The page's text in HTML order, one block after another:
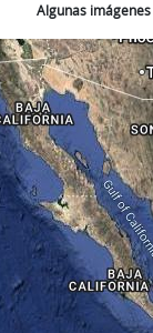
Algunas